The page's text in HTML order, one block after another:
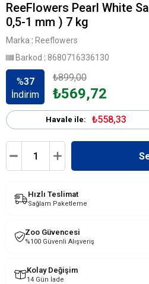
ReeFlowers Pearl White
0,5-1 mm ) 7 kg
Marka : Reeflowers
Barkod : 8680716336130
%37
İndirim
₺899,00
₺569,72
Havale ile: ₺558,33
Hızlı Teslimat
Sağlam Paketleme
Zoo Güvencesi
%100 Güvenli Alışveriş
Kolay Değişim
14 Gün İade